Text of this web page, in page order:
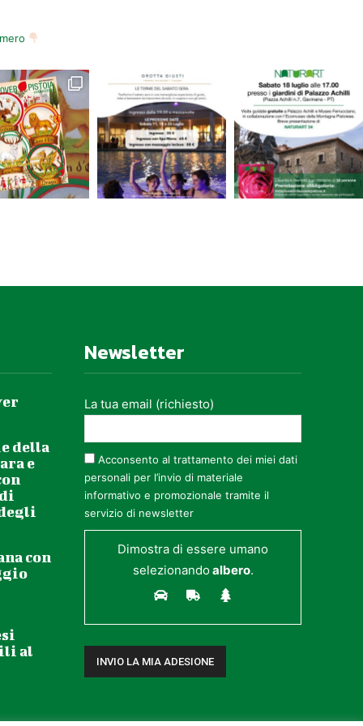
della
e
con
al
Newsletter
La tua email (richiesto)
Acconsento al trattamento dei miei dati
personali per l’invio di materiale
informativo e promozionale tramite il
servizio di newsletter
Dimostra di essere umano
selezionandoalbero.